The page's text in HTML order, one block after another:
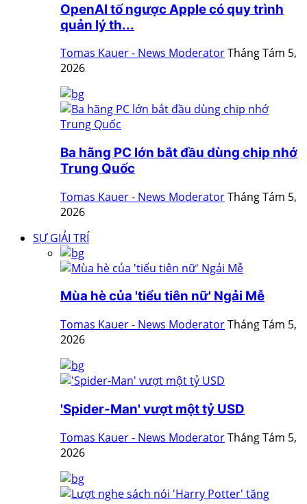
OpenAI tố ngược Apple có quy trình
quản lý th...
Tomas Kauer - News ModeratorTháng Tám 5,
2026
Ba hãng PC lớn bắt đầu dùng chip nhớ
Trung Quốc
Tomas Kauer - News ModeratorTháng Tám 5,
2026
SỰ GIẢI TRÍ
Mùa hè của 'tiểu tiên nữ' Ngải Mễ
Tomas Kauer - News ModeratorTháng Tám 5,
2026
'Spider-Man' vượt một tỷ USD
Tomas Kauer - News ModeratorTháng Tám 5,
2026